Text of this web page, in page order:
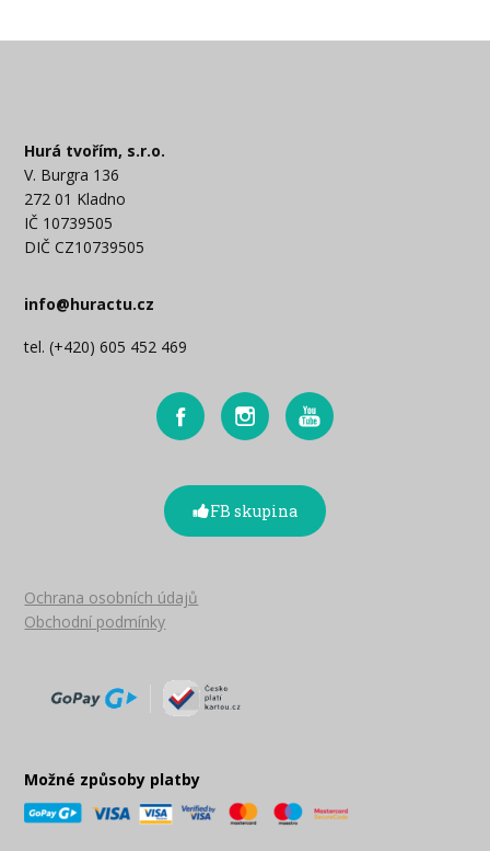
Hurá tvořím, s.r.o.
V. Burgra 136
272 01 Kladno
IČ 10739505
DIČ CZ10739505
info@huractu.cz
tel. (+420) 605 452 469
FB skupina
Ochrana osobních údajů
Obchodní podmínky
Možné způsoby platby